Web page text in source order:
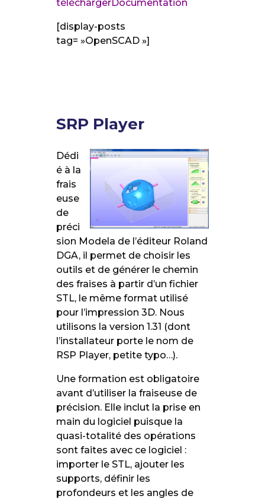
téléchargerDocumentation
[display-posts
tag= »OpenSCAD »]
SRP Player
Dédi
é à la
frais
euse
de
préci
sion Modela de l’éditeur Roland
DGA, il permet de choisir les
outils et de générer le chemin
des fraises à partir d’un fichier
STL, le même format utilisé
pour l’impression 3D. Nous
utilisons la version 1.31 (dont
l’installateur porte le nom de
RSP Player, petite typo…).
Une formation est obligatoire
avant d’utiliser la fraiseuse de
précision. Elle inclut la prise en
main du logiciel puisque la
quasi-totalité des opérations
sont faites avec ce logiciel :
importer le STL, ajouter les
supports, définir les
profondeurs et les angles de